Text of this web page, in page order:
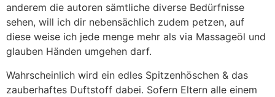
anderem die autoren sämtliche diverse Bedürfnisse
sehen, will ich dir nebensächlich zudem petzen, auf
diese weise ich jede menge mehr als via Massageöl und
glauben Händen umgehen darf.
Wahrscheinlich wird ein edles Spitzenhöschen & das
zauberhaftes Duftstoff dabei. Sofern Eltern alle einem